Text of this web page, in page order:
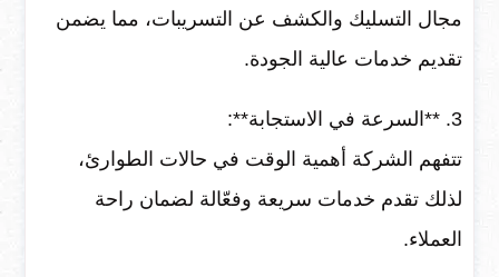
مجال التسليك والكشف عن التسريبات، مما يضمن
تقديم خدمات عالية الجودة.
3. **السرعة في الاستجابة**:
تتفهم الشركة أهمية الوقت في حالات الطوارئ،
لذلك تقدم خدمات سريعة وفعّالة لضمان راحة
العملاء.